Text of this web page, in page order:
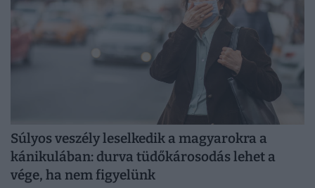
Súlyos veszély leselkedik a magyarokra a
kánikulában: durva tüdőkárosodás lehet a
vége, ha nem figyelünk